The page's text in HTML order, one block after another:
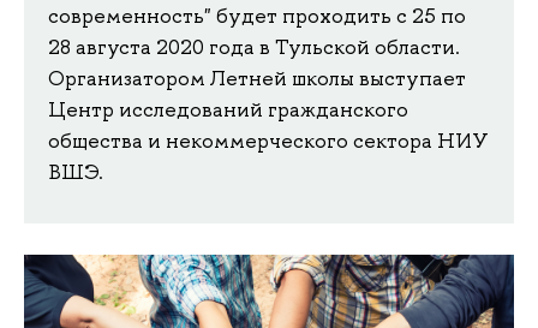
современность" будет проходить с 25 по
28 августа 2020 года в Тульской области.
Организатором Летней школы выступает
Центр исследований гражданского
общества и некоммерческого сектора НИУ
ВШЭ.